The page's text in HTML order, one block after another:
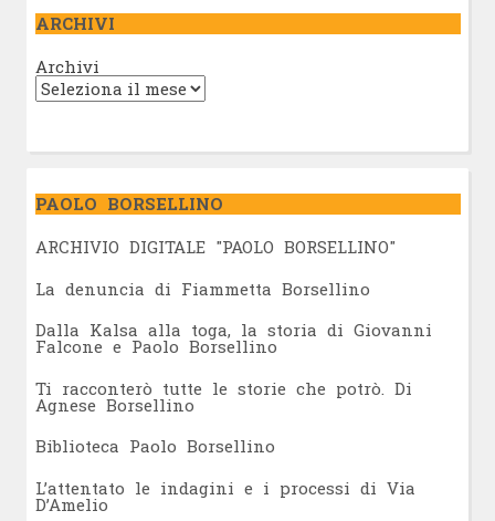
ARCHIVI
Archivi
PAOLO BORSELLINO
ARCHIVIO DIGITALE "PAOLO BORSELLINO"
La denuncia di Fiammetta Borsellino
Dalla Kalsa alla toga, la storia di Giovanni
Falcone e Paolo Borsellino
Ti racconterò tutte le storie che potrò. Di
Agnese Borsellino
Biblioteca Paolo Borsellino
L’attentato le indagini e i processi di Via
D’Amelio